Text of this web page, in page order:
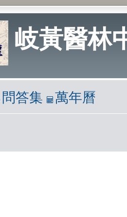
岐黃醫林
問答集 萬年曆